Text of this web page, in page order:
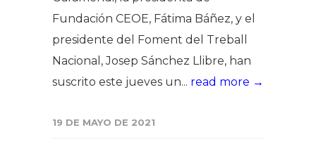
Fundación CEOE, Fátima Báñez, y el
presidente del Foment del Treball
Nacional, Josep Sánchez Llibre, han
suscrito este jueves un... read more →
19 DE MAYO DE 2021